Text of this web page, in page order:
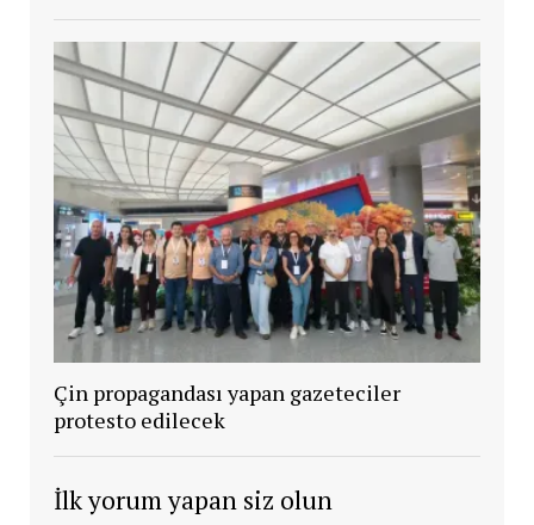
Çin propagandası yapan gazeteciler
protesto edilecek
İlk yorum yapan siz olun